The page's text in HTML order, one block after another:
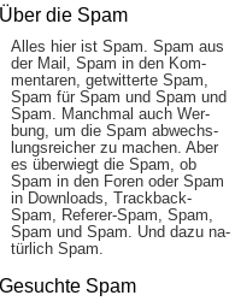
Über die Spam
Alles hier ist Spam. Spam aus
der Mail, Spam in den Kom­
men­taren, ge­twit­ter­te Spam,
Spam für Spam und Spam und
Spam. Manch­mal auch Wer­
bung, um die Spam ab­wechs­
lungs­reich­er zu mach­en. Aber
es über­wiegt die Spam, ob
Spam in den Fo­ren oder Spam
in Down­loads, Track­back-
Spam, Re­fe­rer-Spam, Spam,
Spam und Spam. Und da­zu na­
tür­lich Spam.
Gesuchte Spam